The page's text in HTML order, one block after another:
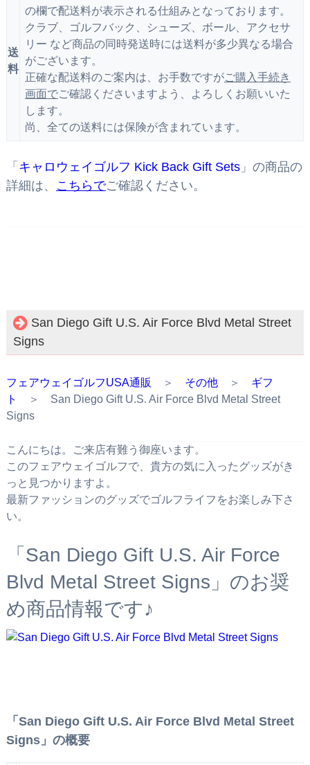
送
料
の欄で配送料が表示される仕組みとなっております。
クラブ、ゴルフバック、シューズ、ボール、アクセサ
リー など商品の同時発送時には送料が多少異なる場合
がございます。
正確な配送料のご案内は、お手数ですがご購入手続き
画面でご確認くださいますよう、よろしくお願いいた
します。
尚、全ての送料には保険が含まれています。
「 キャロウェイゴルフ Kick Back Gift Sets」の商品の
詳細は、
こちらでご確認ください。
San Diego Gift U.S. Air Force Blvd Metal Street
Signs
フェアウェイゴルフUSA通販 ＞ その他＞ ギフ
ト
＞ San Diego Gift U.S. Air Force Blvd Metal Street
Signs
こんにちは。ご来店有難う御座います。
このフェアウェイゴルフで、貴方の気に入ったグッズがき
っと見つかりますよ。
最新ファッションのグッズでゴルフライフをお楽しみ下さ
い。
「San Diego Gift U.S. Air Force
Blvd Metal Street Signs」のお奨
め商品情報です♪
「San Diego Gift U.S. Air Force Blvd Metal Street
Signs」の概要